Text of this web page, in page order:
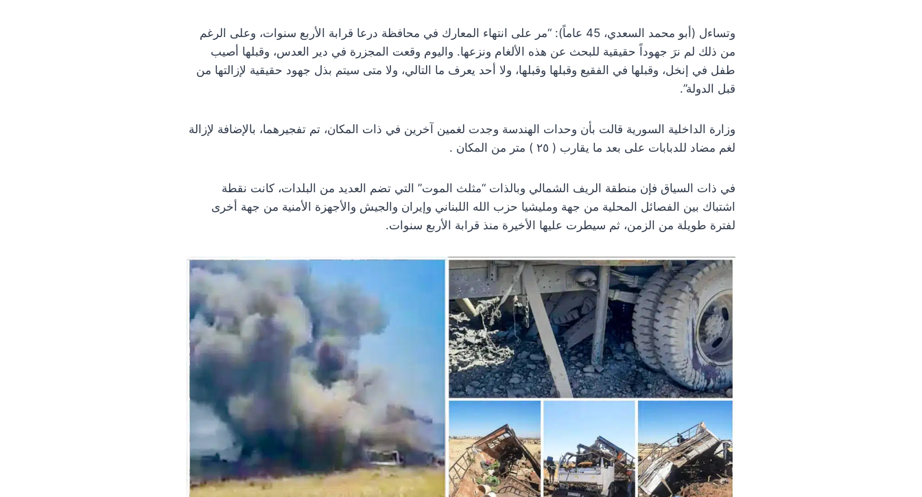
وتساءل (أبو محمد السعدي، 45 عاماً): “مر على انتهاء المعارك في محافظة درعا قرابة الأربع سنوات، وعلى الرغم
من ذلك لم نرَ جهوداً حقيقية للبحث عن هذه الألغام ونزعها. واليوم وقعت المجزرة في دير العدس، وقبلها أصيب
طفل في إنخل، وقبلها في الفقيع وقبلها وقبلها، ولا أحد يعرف ما التالي، ولا متى سيتم بذل جهود حقيقية لإزالتها من
قبل الدولة”.
وزارة الداخلية السورية قالت بأن وحدات الهندسة وجدت لغمين آخرين في ذات المكان، تم تفجيرهما، بالإضافة لإزالة
لغم مضاد للدبابات على بعد ما يقارب ( ٢٥ ) متر من المكان .
في ذات السياق فإن منطقة الريف الشمالي وبالذات “مثلث الموت” التي تضم العديد من البلدات، كانت نقطة
اشتباك بين الفصائل المحلية من جهة ومليشيا حزب الله اللبناني وإيران والجيش والأجهزة الأمنية من جهة أخرى
لفترة طويلة من الزمن، ثم سيطرت عليها الأخيرة منذ قرابة الأربع سنوات.